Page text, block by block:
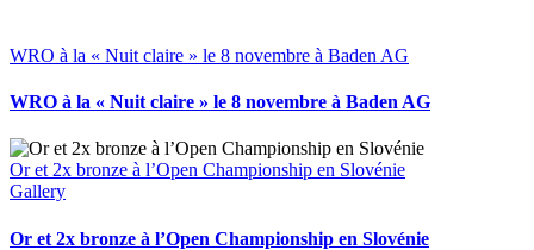
WRO à la « Nuit claire » le 8 novembre à Baden AG
WRO à la « Nuit claire » le 8 novembre à Baden AG
Or et 2x bronze à l’Open Championship en Slovénie
Gallery
Or et 2x bronze à l’Open Championship en Slovénie